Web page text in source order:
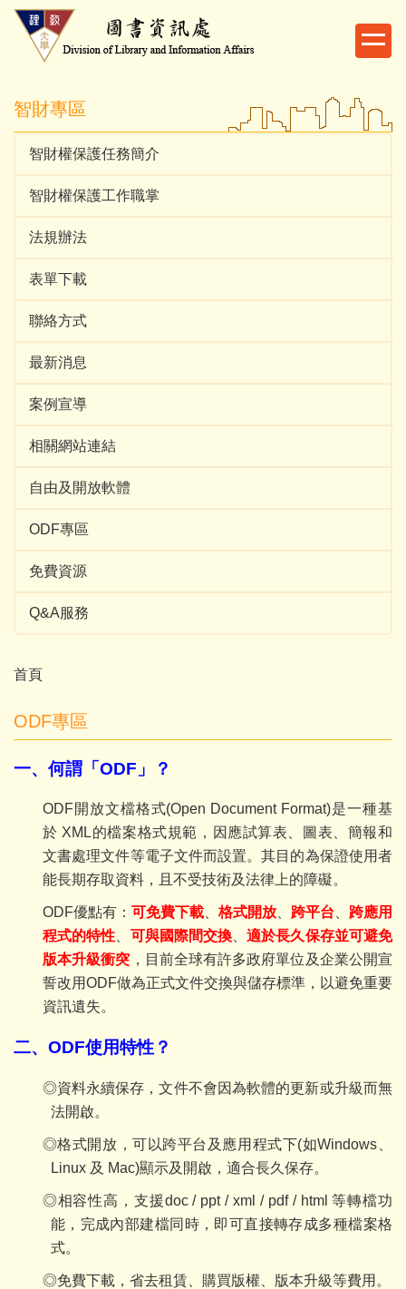
跳
內
容
智財專區
智財權保護任務簡介
智財權保護工作職掌
法規辦法
表單下載
聯絡方式
最新消息
案例宣導
相關網站連結
自由及開放軟體
ODF專區
免費資源
Q&A服務
首頁
ODF專區
一、何謂「ODF」？
ODF開放文檔格式(Open Document Format)是一種基
於 XML的檔案格式規範，因應試算表、圖表、簡報和
文書處理文件等電子文件而設置。其目的為保證使用者
能長期存取資料，且不受技術及法律上的障礙。
ODF優點有： 可免費下載、 格式開放、 跨平台、 跨應用
程式的特性、 可與國際間交換、適於長久保存並可避免
版本升級衝突 ，目前全球有許多政府單位及企業公開宣
誓改用ODF做為正式文件交換與儲存標準，以避免重要
資訊遺失。
二、ODF使用特性？
◎資料永續保存，文件不會因為軟體的更新或升級而無
法開啟。
◎格式開放，可以跨平台及應用程式下(如Windows、
Linux 及 Mac)顯示及開啟，適合長久保存。
◎相容性高，支援doc / ppt / xml / pdf / html等轉檔功
能，完成內部建檔同時，即可直接轉存成多種檔案格
式。
◎免費下載，省去租賃、購買版權、版本升級等費用。